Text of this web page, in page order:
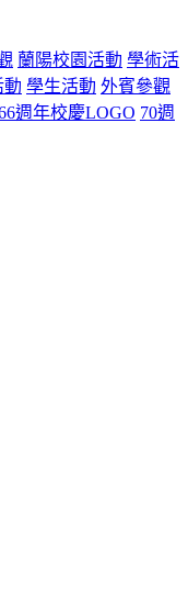
蘭陽校園活動 學術活
動 學生活動 外賓參觀
週年校慶LOGO 70週